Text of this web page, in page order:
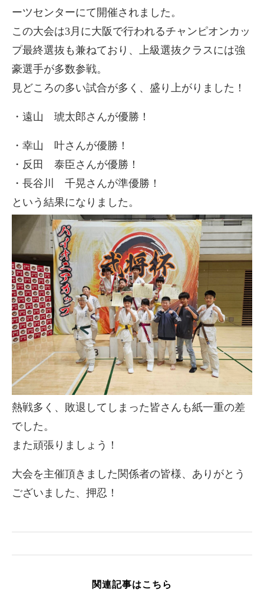
ーツセンターにて開催されました。
この大会は3月に大阪で行われるチャンピオンカッ
プ最終選抜も兼ねており、上級選抜クラスには強
豪選手が多数参戦。
見どころの多い試合が多く、盛り上がりました！
・遠山 琥太郎さんが優勝！
・幸山 叶さんが優勝！
・反田 泰臣さんが優勝！
・長谷川 千晃さんが準優勝！
という結果になりました。
熱戦多く、敗退してしまった皆さんも紙一重の差
でした。
また頑張りましょう！
大会を主催頂きました関係者の皆様、ありがとう
ございました、押忍！
関連記事はこちら